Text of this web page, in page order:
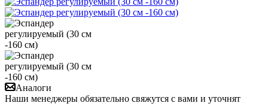
Аналоги
Наши менеджеры обязательно свяжутся с вами и уточнят